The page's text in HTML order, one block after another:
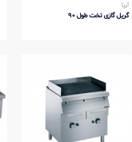
آریا
گریل گازی تخت طول 90